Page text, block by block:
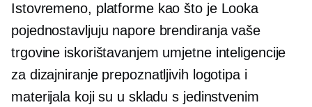
Istovremeno, platforme kao što je Looka
pojednostavljuju napore brendiranja vaše
trgovine iskorištavanjem umjetne inteligencije
za dizajniranje prepoznatljivih logotipa i
materijala koji su u skladu s jedinstvenim